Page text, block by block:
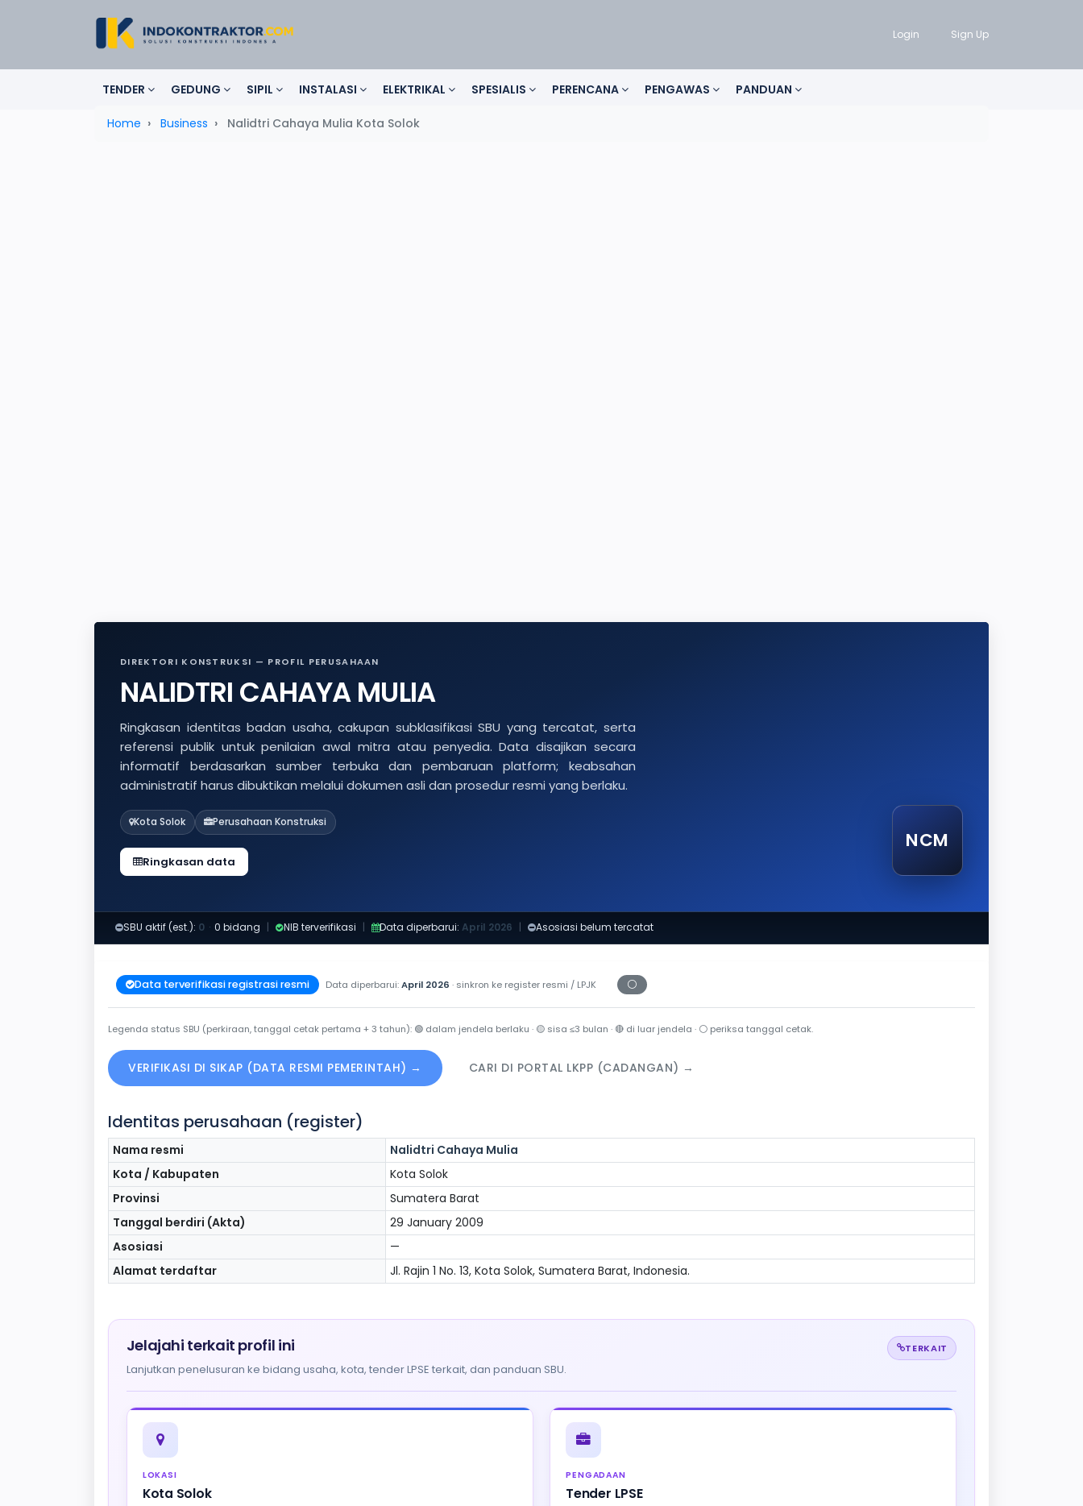
Login Sign Up
TENDER GEDUNG SIPIL INSTALASI ELEKTRIKAL SPESIALIS PERENCANA PENGAWAS PANDUAN
Home Business Nalidtri Cahaya Mulia Kota Solok
DIREKTORI KONSTRUKSI — PROFIL PERUSAHAAN
NALIDTRI CAHAYA MULIA
Ringkasan identitas badan usaha, cakupan subklasifikasi SBU yang tercatat, serta
referensi publik untuk penilaian awal mitra atau penyedia. Data disajikan secara
informatif berdasarkan sumber terbuka dan pembaruan platform; keabsahan
administratif harus dibuktikan melalui dokumen asli dan prosedur resmi yang berlaku.
Kota Solok Perusahaan Konstruksi
Ringkasan data
NCM
SBU aktif (est.): 0 · 0 bidang | NIB terverifikasi | Data diperbarui:April 2026 | Asosiasi belum tercatat
Data terverifikasi registrasi resmi Data diperbarui:April 2026 · sinkron ke register resmi / LPJK ⚪
Periksa tanggal cetak
Legenda status SBU (perkiraan, tanggal cetak pertama + 3 tahun): 🟢 dalam jendela berlaku · 🟡 sisa ≤3 bulan ·🔴 di luar jendela · ⚪ periksa tanggal cetak.
VERIFIKASI DI SIKAP (DATA RESMI PEMERINTAH) → CARI DI PORTAL LKPP (CADANGAN) →
Identitas perusahaan (register)
Nama resmi
Nalidtri Cahaya Mulia
Kota / Kabupaten
Kota Solok
Provinsi
Sumatera Barat
Tanggal berdiri (Akta)
29 January 2009
Asosiasi
—
Alamat terdaftar
Jl. Rajin 1 No. 13, Kota Solok, Sumatera Barat, Indonesia.
Jelajahi terkait profil ini
Lanjutkan penelusuran ke bidang usaha, kota, tender LPSE terkait, dan panduan SBU.
TERKAIT
LOKASI
Kota Solok
PENGADAAN
Tender LPSE